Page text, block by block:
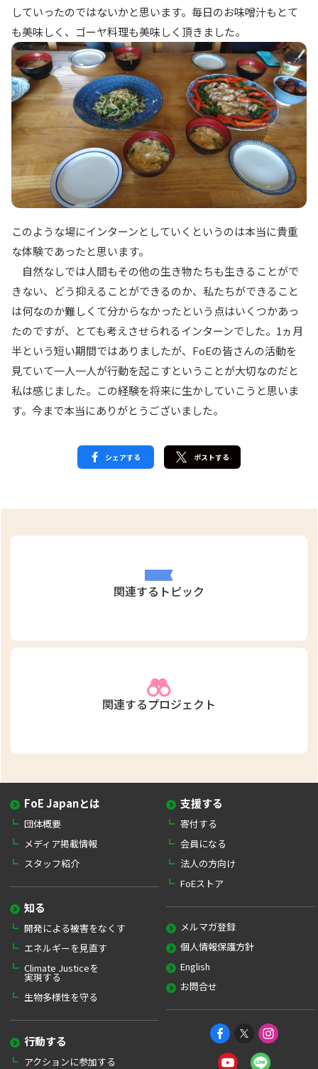
していったのではないかと思います。毎日のお味噌汁もとて
も美味しく、ゴーヤ料理も美味しく頂きました。
このような場にインターンとしていくというのは本当に貴重
な体験であったと思います。
自然なしでは人間もその他の生き物たちも生きることがで
きない、どう抑えることができるのか、私たちができること
は何なのか難しくて分からなかったという点はいくつかあっ
たのですが、とても考えさせられるインターンでした。1ヵ月
半という短い期間ではありましたが、FoEの皆さんの活動を
見ていて一人一人が行動を起こすということが大切なのだと
私は感じました。この経験を将来に生かしていこうと思いま
す。今まで本当にありがとうございました。
シェアする ポストする
関連するトピック
関連するプロジェクト
FoE Japanとは
団体概要
メディア掲載情報
スタッフ紹介
知る
開発による被害をなくす
エネルギーを見直す
Climate Justiceを
実現する
生物多様性を守る
行動する
アクションに参加する
支援する
寄付する
会員になる
法人の方向け
FoEストア
メルマガ登録
個人情報保護方針
English
お問合せ